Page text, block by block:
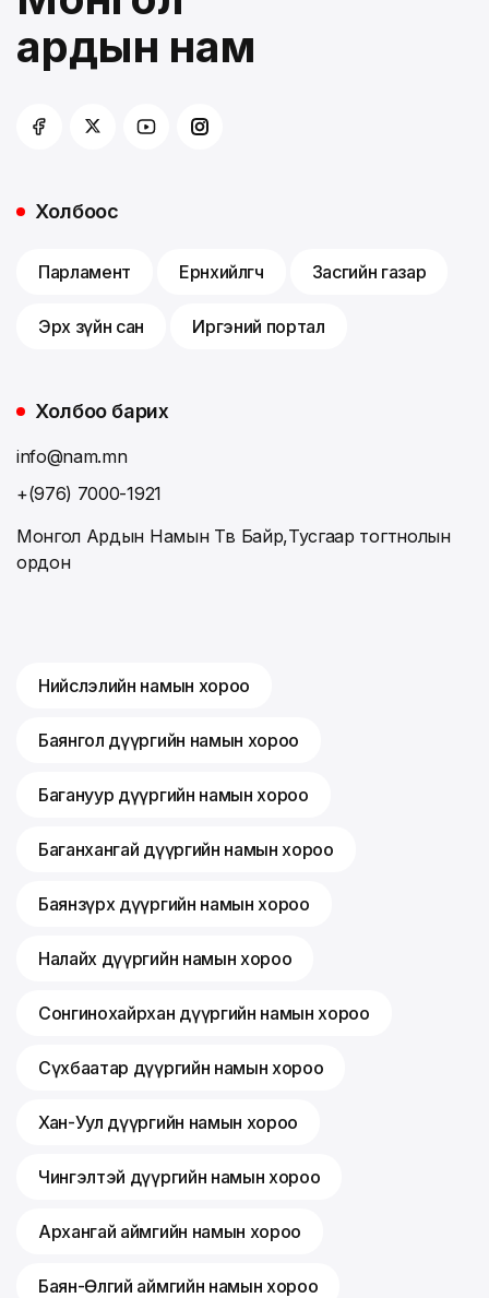
ардын нам
Холбоос
Парламент Ерөнхийлөгч Засгийн газар
Эрх зүйн сан Иргэний портал
Холбоо барих
info@nam.mn
+(976) 7000-1921
Монгол Ардын Намын Төв Байр,Тусгаар тогтнолын
ордон
Нийслэлийн намын хороо
Баянгол дүүргийн намын хороо
Багануур дүүргийн намын хороо
Баганхангай дүүргийн намын хороо
Баянзүрх дүүргийн намын хороо
Налайх дүүргийн намын хороо
Сонгинохайрхан дүүргийн намын хороо
Сүхбаатар дүүргийн намын хороо
Хан-Уул дүүргийн намын хороо
Чингэлтэй дүүргийн намын хороо
Архангай аймгийн намын хороо
Баян-Өлгий аймгийн намын хороо